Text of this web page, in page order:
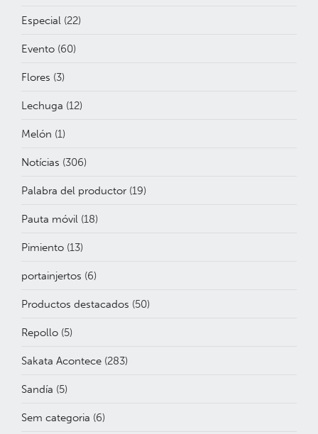
Especial (22)
Evento (60)
Flores (3)
Lechuga (12)
Melón (1)
Notícias (306)
Palabra del productor (19)
Pauta móvil (18)
Pimiento (13)
portainjertos (6)
Productos destacados (50)
Repollo (5)
Sakata Acontece (283)
Sandía (5)
Sem categoria (6)